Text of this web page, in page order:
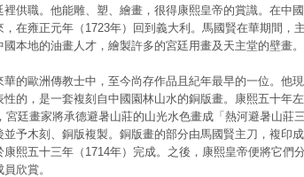
裡供職。他能雕、塑、繪畫，很得康熙皇帝的賞識。在中國
，在雍正元年（1723年）回到義大利。馬國賢在華期間，
本地的油畫人才，繪製許多的宮廷用畫及天主堂的壁畫。
歐洲傳教士中，至今尚存作品且紀年最早的一位。他現
性的，是一套複刻自中國園林山水的銅版畫。康熙五十年左
宮廷畫家將承德避暑山莊的山光水色畫成「熱河避暑山莊
並予木刻、銅版複製。銅版畫的部分由馬國賢主刀，複印成
康熙五十三年（1714年）完成。之後，康熙皇帝便將它們
欣賞。